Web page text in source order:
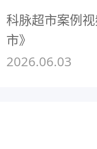
科脉超市案例
市》
2026.06.03